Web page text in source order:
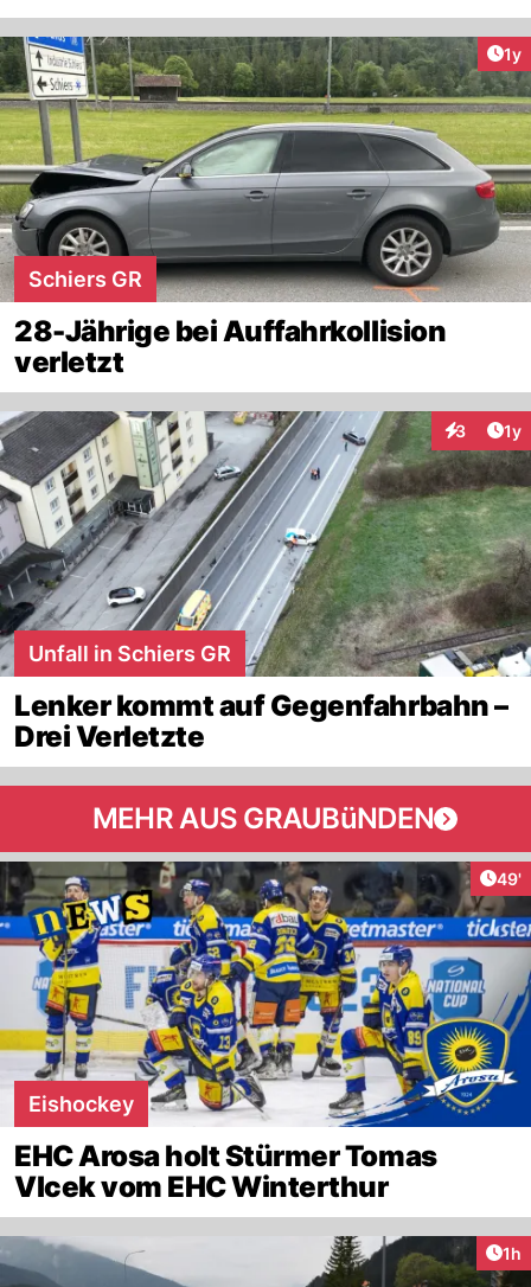
1y
Schiers GR
28-Jährige bei Auffahrkollision
verletzt
3 1y
Unfall in Schiers GR
Lenker kommt auf Gegenfahrbahn –
Drei Verletzte
MEHR AUS GRAUBüNDEN
49'
Eishockey
EHC Arosa holt Stürmer Tomas
Vlcek vom EHC Winterthur
1h